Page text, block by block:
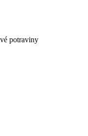
potraviny